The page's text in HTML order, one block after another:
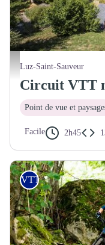
Vue sur la vallée de Luz -
Luz-Saint-Sauveur
Point de vue et
Facile 2h45
VTT